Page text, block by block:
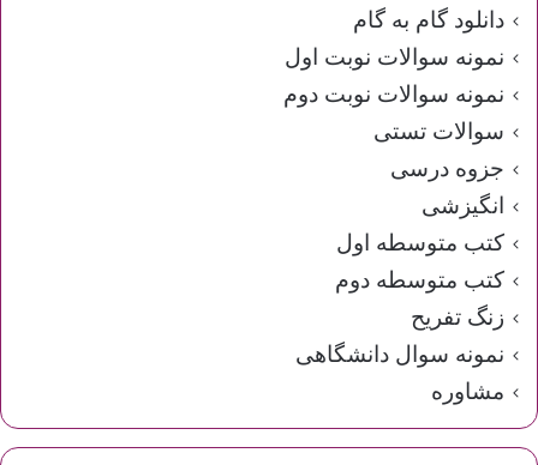
دانلود گام به گام
نمونه سوالات نوبت اول
نمونه سوالات نوبت دوم
سوالات تستی
جزوه درسی
انگیزشی
کتب متوسطه اول
کتب متوسطه دوم
زنگ تفریح
نمونه سوال دانشگاهی
مشاوره